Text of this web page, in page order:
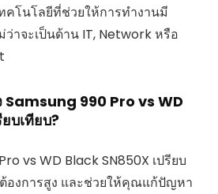
คโนโลยีที่ช่วยให้การทำงานมี
าจะเป็นด้าน IT, Network หรือ
Samsung 990 Pro vs WD
บเทียบ?
vs WD Black SN850X เปรียบ
องการสูง และช่วยให้คุณแก้ปัญหา